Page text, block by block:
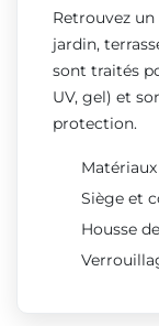
Retrouvez
jardin,
sont traités
UV, gel) et
protection.
Siège et
Housse